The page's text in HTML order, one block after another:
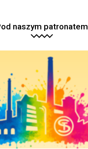
naszym patronatem